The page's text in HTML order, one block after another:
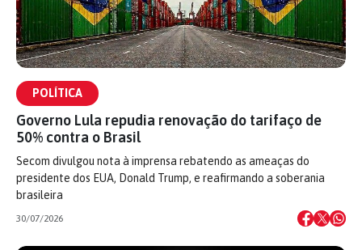
POLÍTICA
Governo Lula repudia renovação do tarifaço de
50% contra o Brasil
Secom divulgou nota à imprensa rebatendo as ameaças do
presidente dos EUA, Donald Trump, e reafirmando a soberania
brasileira
30/07/2026